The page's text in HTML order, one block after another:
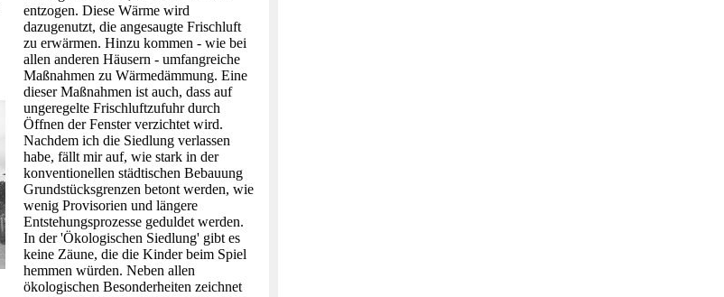
entzogen. Diese Wärme wird
dazugenutzt, die angesaugte Frischluft
zu erwärmen. Hinzu kommen - wie bei
allen anderen Häusern - umfangreiche
Maßnahmen zu Wärmedämmung. Eine
dieser Maßnahmen ist auch, dass auf
ungeregelte Frischluftzufuhr durch
Öffnen der Fenster verzichtet wird.
Nachdem ich die Siedlung verlassen
habe, fällt mir auf, wie stark in der
konventionellen städtischen Bebauung
Grundstücksgrenzen betont werden, wie
wenig Provisorien und längere
Entstehungsprozesse geduldet werden.
In der 'Ökologischen Siedlung' gibt es
keine Zäune, die die Kinder beim Spiel
hemmen würden. Neben allen
ökologischen Besonderheiten zeichnet